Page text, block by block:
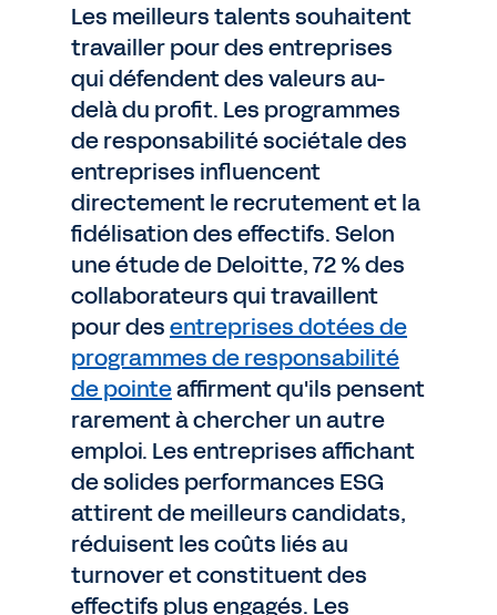
Les meilleurs talents souhaitent
travailler pour des entreprises
qui défendent des valeurs au-
delà du profit. Les programmes
de responsabilité sociétale des
entreprises influencent
directement le recrutement et la
fidélisation des effectifs. Selon
une étude de Deloitte, 72 % des
collaborateurs qui travaillent
pour desentreprises dotées de
programmes de responsabilité
de pointeaffirment qu'ils pensent
rarement à chercher un autre
emploi. Les entreprises affichant
de solides performances ESG
attirent de meilleurs candidats,
réduisent les coûts liés au
turnover et constituent des
effectifs plus engagés. Les